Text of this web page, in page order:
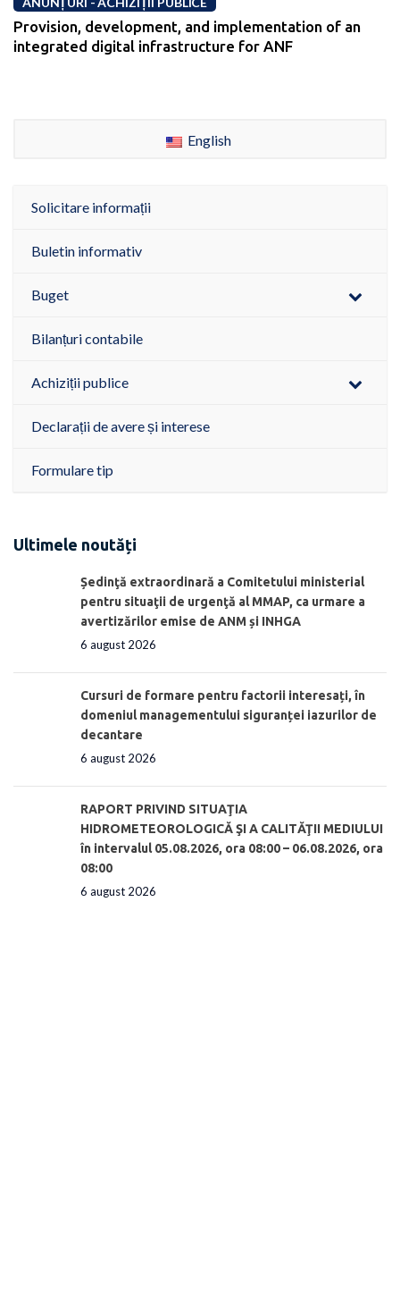
Provision, development, and implementation of an
integrated digital infrastructure for ANF
English
Solicitare informații
Buletin informativ
Buget
Bilanțuri contabile
Achiziții publice
Declarații de avere și interese
Formulare tip
Ultimele noutăți
Ședinţă extraordinară a Comitetului ministerial
pentru situaţii de urgenţă al MMAP, ca urmare a
avertizărilor emise de ANM și INHGA
6 august 2026
Cursuri de formare pentru factorii interesați, în
domeniul managementului siguranței iazurilor de
decantare
6 august 2026
RAPORT PRIVIND SITUAŢIA
HIDROMETEOROLOGICĂ ŞI A CALITĂŢII MEDIULUI
în intervalul 05.08.2026, ora 08:00 – 06.08.2026, ora
08:00
6 august 2026